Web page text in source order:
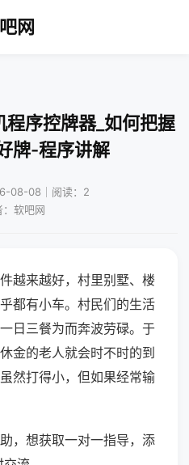
网
序控牌器_如何把握
牌-程序讲解
08-08｜阅读：2
：软吧网
越来越好，村里别墅、楼
都有小车。村民们的生活
日三餐为而奔波劳碌。于
金的老人就会时不时的到
然打得小，但如果经常输
，想获取一对一指导，添